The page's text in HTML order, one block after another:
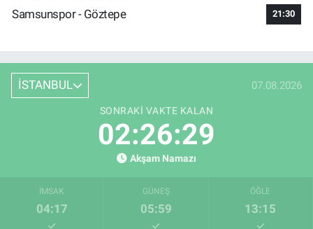
Samsunspor - Göztepe
21:30
İSTANBUL 07.08.2026
SONRAKI VAKTE KALAN
02:26:28
Akşam Namazı
İMSAK
04:17
GÜNEŞ
05:59
ÖĞLE
13:15